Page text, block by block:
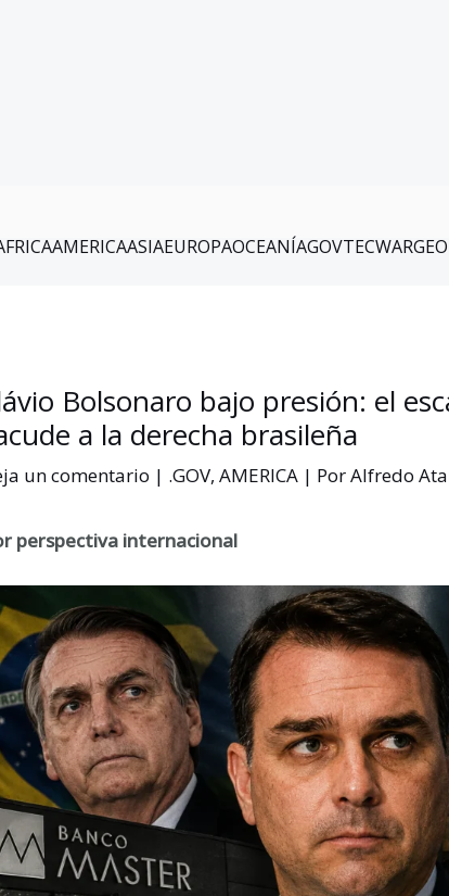
AMERICAASIAEUROPAOCEANÍAGOVTECWARGEO
Bolsonaro bajo presión: el
a la derecha brasileña
un comentario | .GOV, AMERICA| PorAlfredo
perspectiva internacional